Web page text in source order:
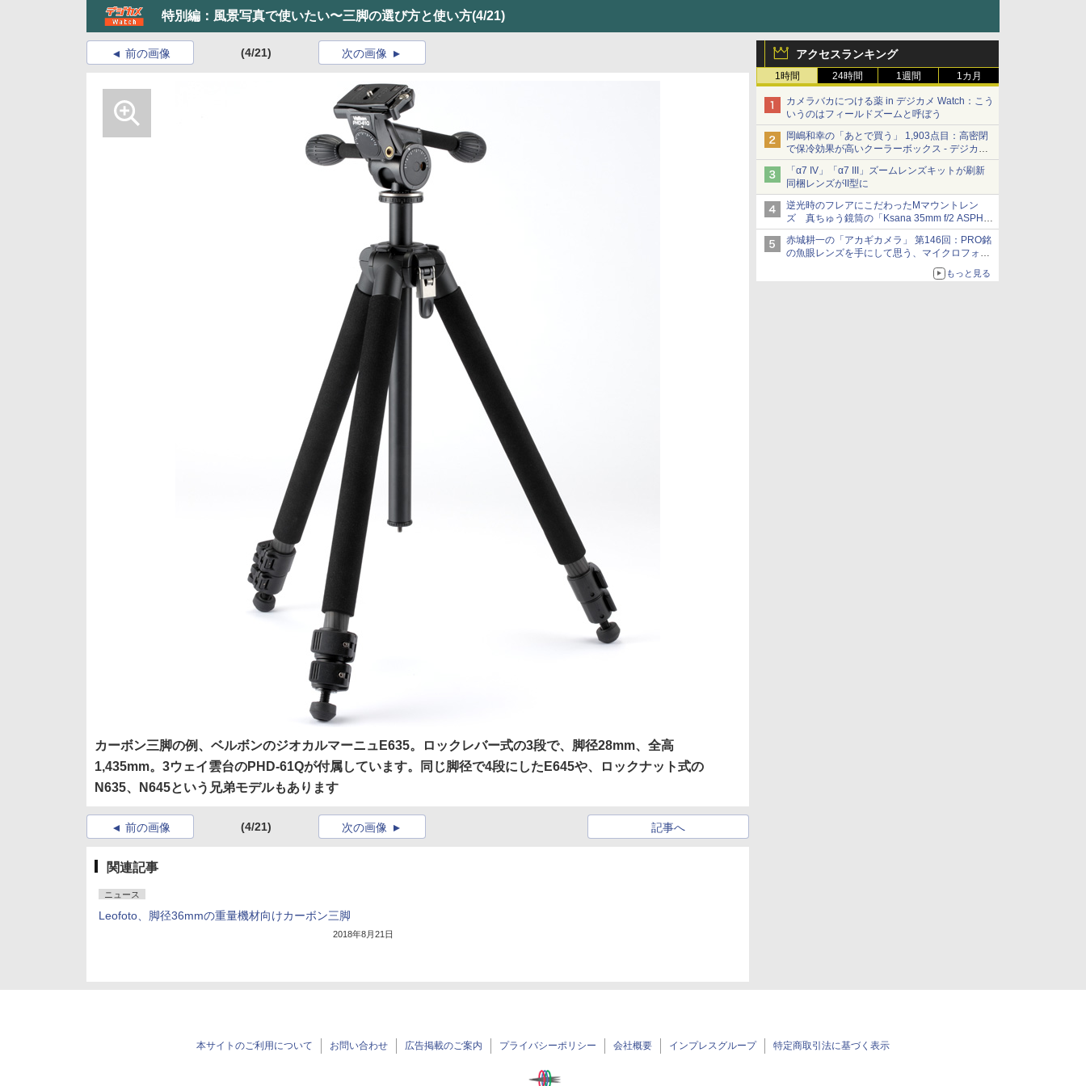
特別編：風景写真で使いたい〜三脚の選び方と使い方(4/21)
アクセスランキング
1時間 24時間 1週間 1カ月
カメラバカにつける薬 in デジカメ Watch：こう
いうのはフィールドズームと呼ぼう
岡嶋和幸の「あとで買う」 1,903点目：高密閉
で保冷効果が高いクーラーボックス - デジカメ
Watch
「α7 IV」「α7 III」ズームレンズキットが刷新
同梱レンズがII型に
逆光時のフレアにこだわったMマウントレン
ズ 真ちゅう鏡筒の「Ksana 35mm f/2 ASPH.
シルバークローム」
赤城耕一の「アカギカメラ」 第146回：PRO銘
の魚眼レンズを手にして思う、マイクロフォー
もっと見る
前の画像 (4/21) 次の画像
カーボン三脚の例、ベルボンのジオカルマーニュE635。ロックレバー式の3段で、脚径28mm、全高
1,435mm。3ウェイ雲台のPHD-61Qが付属しています。同じ脚径で4段にしたE645や、ロックナット式の
N635、N645という兄弟モデルもあります
前の画像 (4/21) 記事へ
次の画像
関連記事
ニュース
Leofoto、脚径36mmの重量機材向けカーボン三脚
2018年8月21日
本サイトのご利用について お問い合わせ 広告掲載のご案内 プライバシーポリシー 会社概要 インプレスグループ 特定商取引法に基づく表示